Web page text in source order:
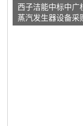
西子洁能中标中
蒸汽发生器设备采